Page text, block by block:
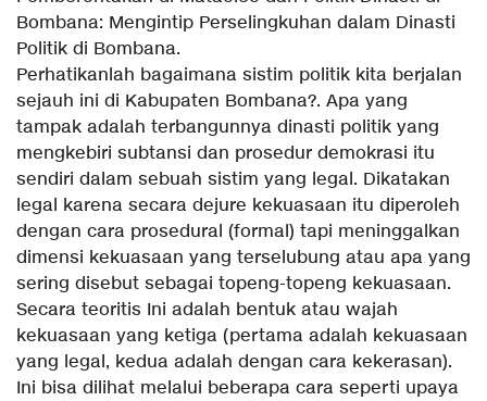
Bombana: Mengintip Perselingkuhan dalam Dinasti
Politik di Bombana.
Perhatikanlah bagaimana sistim politik kita berjalan
sejauh ini di Kabupaten Bombana?. Apa yang
tampak adalah terbangunnya dinasti politik yang
mengkebiri subtansi dan prosedur demokrasi itu
sendiri dalam sebuah sistim yang legal. Dikatakan
legal karena secara dejure kekuasaan itu diperoleh
dengan cara prosedural (formal) tapi meninggalkan
dimensi kekuasaan yang terselubung atau apa yang
sering disebut sebagai topeng-topeng kekuasaan.
Secara teoritis Ini adalah bentuk atau wajah
kekuasaan yang ketiga (pertama adalah kekuasaan
yang legal, kedua adalah dengan cara kekerasan).
Ini bisa dilihat melalui beberapa cara seperti upaya